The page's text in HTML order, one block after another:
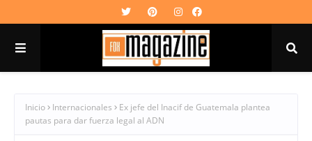
Inicio Internacionales
Ex jefe del Inacif de Guatemala plantea
pautas para dar fuerza legal al ADN